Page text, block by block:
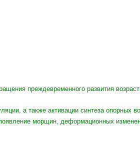
преждевременного развития
а также активации синтеза опорных
морщин, деформационных